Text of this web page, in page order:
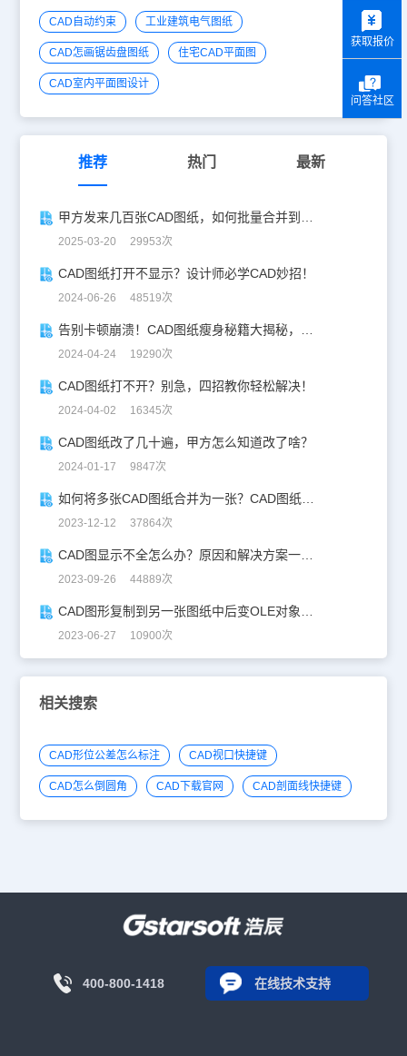
CAD自动约束 工业建筑电气图纸
CAD怎画锯齿盘图纸 住宅CAD平面图
CAD室内平面图设计
推荐 热门 最新
甲方发来几百张CAD图纸，如何批量合并到一张设计图中？
2025-03-20 29953次
CAD图纸打开不显示？设计师必学CAD妙招！
2024-06-26 48519次
告别卡顿崩溃！CAD图纸瘦身秘籍大揭秘，立马减少60%占用
2024-04-24 19290次
CAD图纸打不开？别急，四招教你轻松解决！
2024-04-02 16345次
CAD图纸改了几十遍，甲方怎么知道改了啥？
2024-01-17 9847次
如何将多张CAD图纸合并为一张？CAD图纸合并技巧揭秘
2023-12-12 37864次
CAD图显示不全怎么办？原因和解决方案一网打尽！
2023-09-26 44889次
CAD图形复制到另一张图纸中后变OLE对象？解决方案来了！
2023-06-27 10900次
相关搜索
CAD形位公差怎么标注 CAD视口快捷键
CAD怎么倒圆角 CAD下载官网 CAD剖面线快捷键
400-800-1418 在线技术支持
获取报价
问答社区